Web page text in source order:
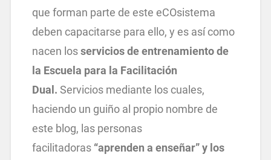
que forman parte de este eCOsistema
deben capacitarse para ello, y es así como
nacen losservicios de entrenamiento de
la Escuela para la Facilitación
Dual. Servicios mediante los cuales,
haciendo un guiño al propio nombre de
este blog, las personas
facilitadoras “aprenden a enseñar” y los